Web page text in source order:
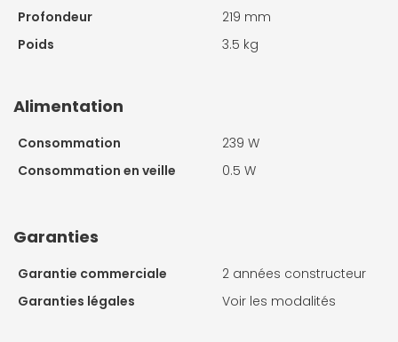
Profondeur
219 mm
Poids
3.5 kg
Alimentation
Consommation
239 W
Consommation en veille
0.5 W
Garanties
Garantie commerciale
2 années constructeur
Garanties légales
Voir les modalités